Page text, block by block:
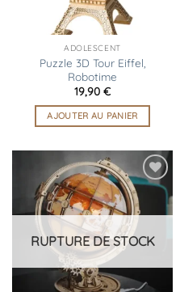
ADOLESCENT
Puzzle 3D Tour Eiffel,
Robotime
19,90 €
AJOUTER AU PANIER
Ajouter
à la
liste
d’envies
RUPTURE DE STOCK